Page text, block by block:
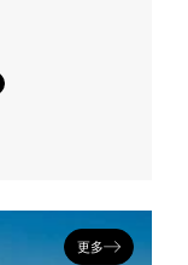
更多